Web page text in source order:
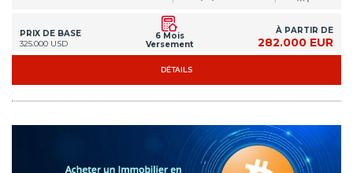
PRIX DE BASE
325.000 USD
6 Mois
Versement
À PARTIR DE
282.000 EUR
DÉTAILS